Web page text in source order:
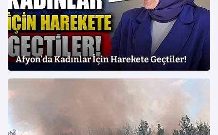
Afyon’da Kadınlar İçin Harekete Geçtiler!